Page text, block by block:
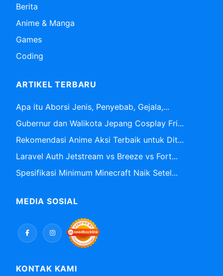
Berita
Anime & Manga
Games
Coding
ARTIKEL TERBARU
Apa itu Aborsi Jenis, Penyebab, Gejala,...
Gubernur dan Walikota Jepang Cosplay Fri...
Rekomendasi Anime Aksi Terbaik untuk Dit...
Laravel Auth Jetstream vs Breeze vs Fort...
Spesifikasi Minimum Minecraft Naik Setel...
MEDIA SOSIAL
KONTAK KAMI